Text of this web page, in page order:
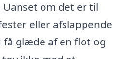
om det er til
eller afslappende
få glæde af en flot og